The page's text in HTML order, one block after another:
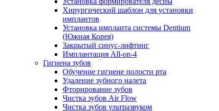
Хирургический шаблон для установки
имплантов
Установка импланта системы Dentium
(Южная Корея)
Закрытый синус-лифтинг
Имплантация All-on-4
Гигиена зубов
Обучение гигиене полости рта
Удаление зубного налета
Фторирование зубов
Чистка зубов Air Flow
Чистка зубов ультразвуком